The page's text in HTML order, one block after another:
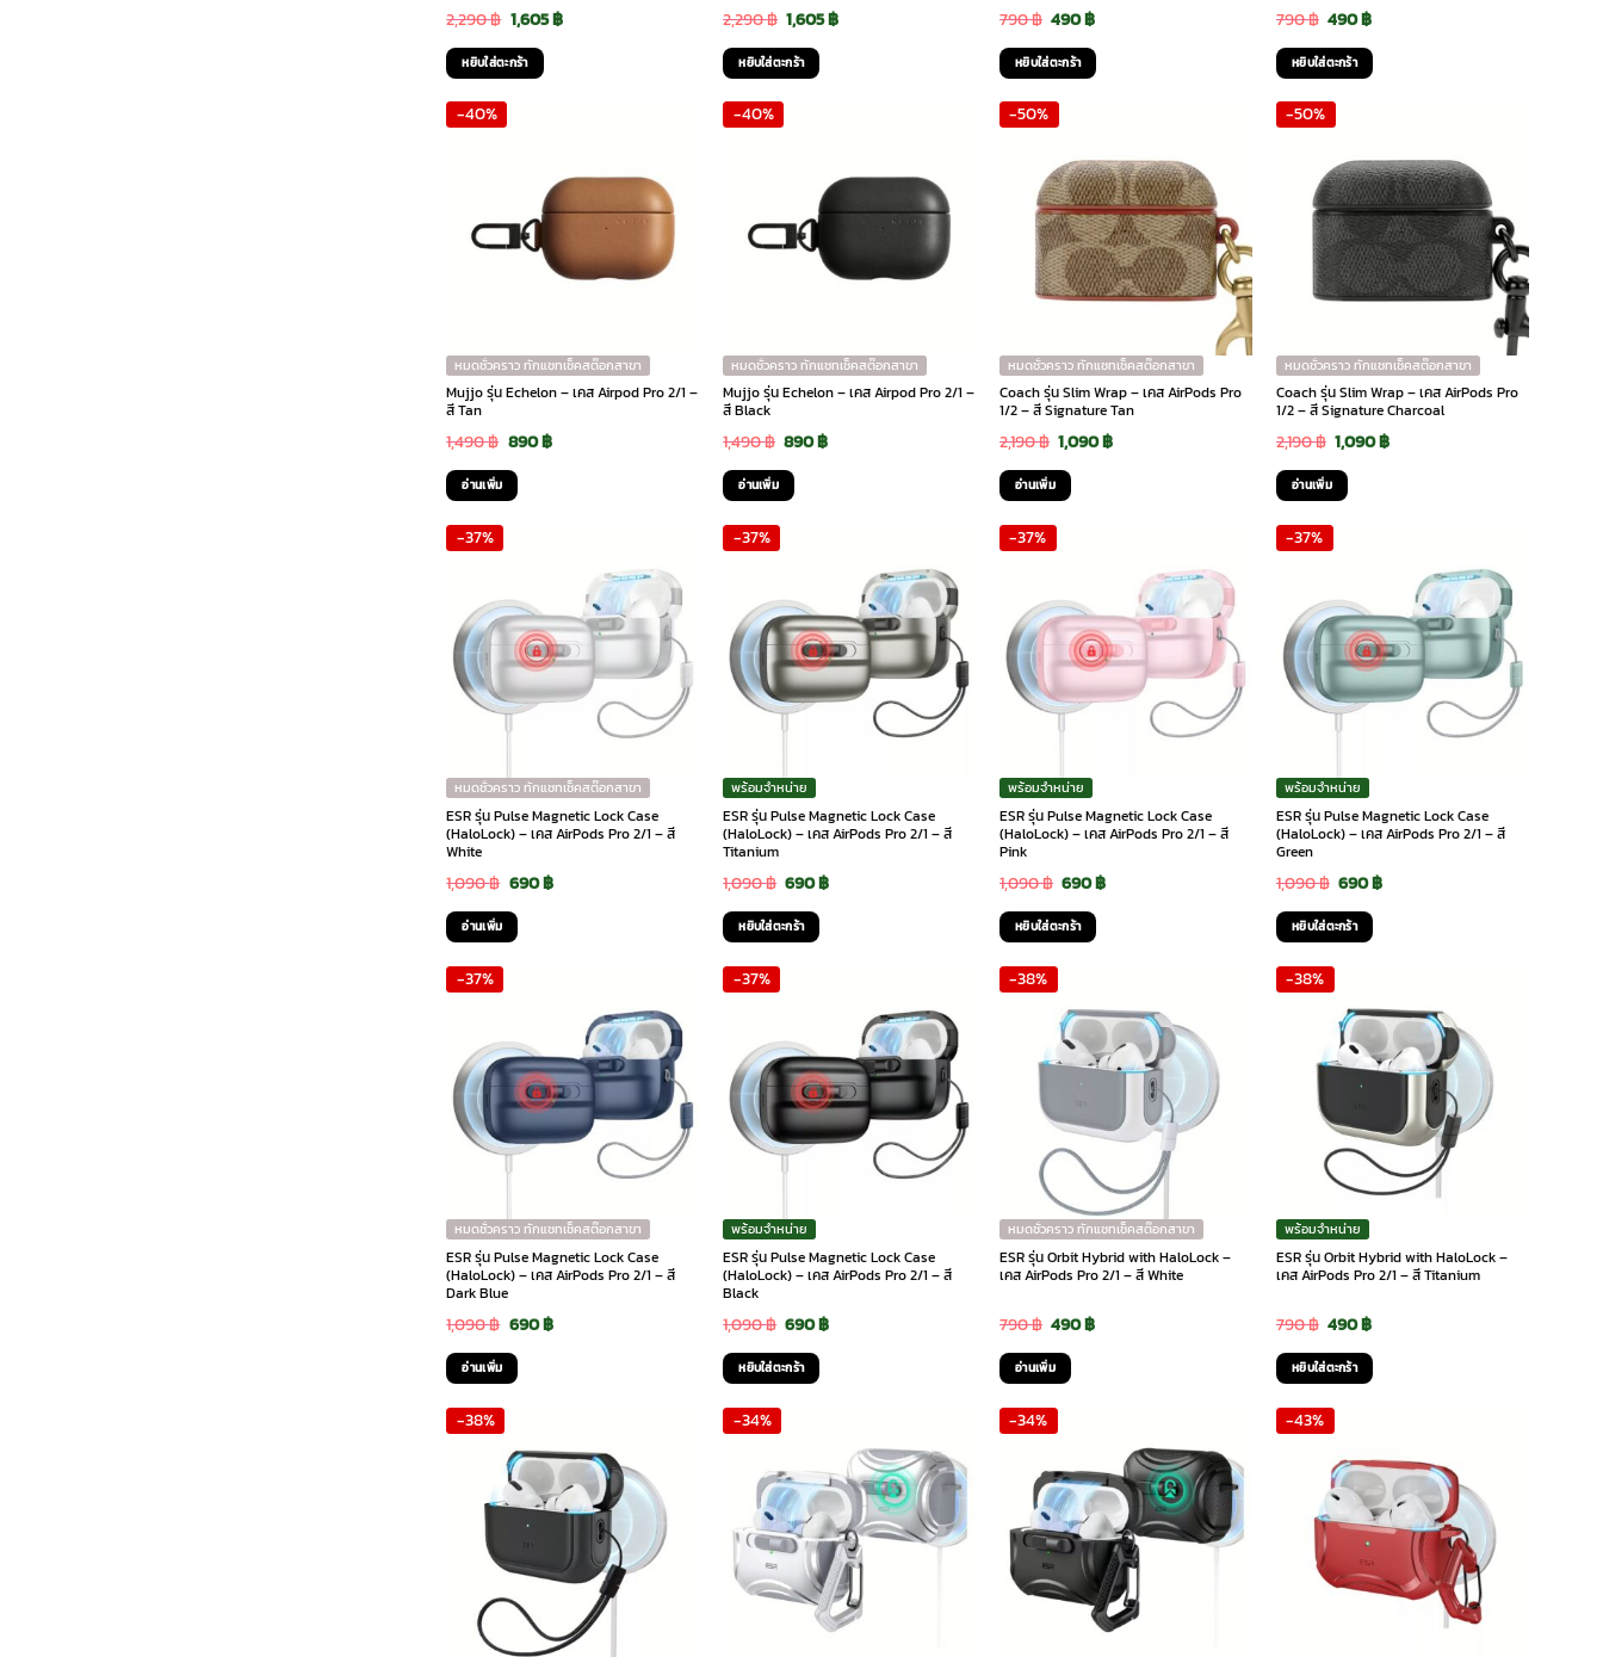
2,290฿ Original
price
was:
1,605฿Current
หยิบใส่ตะกร้า
2,290฿ Original
price
was:
1,605฿Current
หยิบใส่ตะกร้า
790฿ Original
price
was:
790 ฿.
490฿Current
price
is:
หยิบใส่ตะกร้า
790฿ Original
price
was:
790 ฿.
490฿Current
price
is:
หยิบใส่ตะกร้า
-40%
หมดชั่วคราว ทักแชทเช็คสต๊อกสาขา
Mujjo รุ่น Echelon – เคส Airpod Pro 2/1 –
สี Tan
1,490฿ Original
price
was:
890฿Current
อ่านเพิ่ม
-40%
หมดชั่วคราว ทักแชทเช็คสต๊อกสาขา
Mujjo รุ่น Echelon – เคส Airpod Pro 2/1 –
สี Black
1,490฿ Original
price
was:
890฿Current
อ่านเพิ่ม
-50%
หมดชั่วคราว ทักแชทเช็คสต๊อกสาขา
Coach รุ่น Slim Wrap – เคส AirPods Pro
1/2 – สี Signature Tan
2,190฿ Original
price
was:
1,090฿Current
อ่านเพิ่ม
-50%
หมดชั่วคราว ทักแชทเช็คสต๊อกสาขา
Coach รุ่น Slim Wrap – เคส AirPods Pro
1/2 – สี Signature Charcoal
2,190฿ Original
price
was:
1,090฿Current
อ่านเพิ่ม
-37%
หมดชั่วคราว ทักแชทเช็คสต๊อกสาขา
ESR รุ่น Pulse Magnetic Lock Case
(HaloLock) – เคส AirPods Pro 2/1 – สี
White
1,090฿ Original
price
was:
690฿Current
อ่านเพิ่ม
-37%
พร้อมจำหน่าย
ESR รุ่น Pulse Magnetic Lock Case
(HaloLock) – เคส AirPods Pro 2/1 – สี
Titanium
1,090฿ Original
price
was:
690฿Current
หยิบใส่ตะกร้า
-37%
พร้อมจำหน่าย
ESR รุ่น Pulse Magnetic Lock Case
(HaloLock) – เคส AirPods Pro 2/1 – สี
Pink
1,090฿ Original
price
was:
690฿Current
หยิบใส่ตะกร้า
-37%
พร้อมจำหน่าย
ESR รุ่น Pulse Magnetic Lock Case
(HaloLock) – เคส AirPods Pro 2/1 – สี
Green
1,090฿ Original
price
was:
690฿Current
หยิบใส่ตะกร้า
-37%
หมดชั่วคราว ทักแชทเช็คสต๊อกสาขา
ESR รุ่น Pulse Magnetic Lock Case
(HaloLock) – เคส AirPods Pro 2/1 – สี
Dark Blue
1,090฿ Original
price
was:
690฿Current
อ่านเพิ่ม
-37%
พร้อมจำหน่าย
ESR รุ่น Pulse Magnetic Lock Case
(HaloLock) – เคส AirPods Pro 2/1 – สี
Black
1,090฿ Original
price
was:
690฿Current
หยิบใส่ตะกร้า
-38%
หมดชั่วคราว ทักแชทเช็คสต๊อกสาขา
ESR รุ่น Orbit Hybrid with HaloLock –
เคส AirPods Pro 2/1 – สี White
790฿ Original
price
was:
490฿Current
อ่านเพิ่ม
-38%
พร้อมจำหน่าย
ESR รุ่น Orbit Hybrid with HaloLock –
เคส AirPods Pro 2/1 – สี Titanium
790฿ Original
price
was:
490฿Current
price
หยิบใส่ตะกร้า
-38% -34% -34% -43%